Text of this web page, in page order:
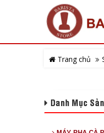
Trang chủ
Danh Mục